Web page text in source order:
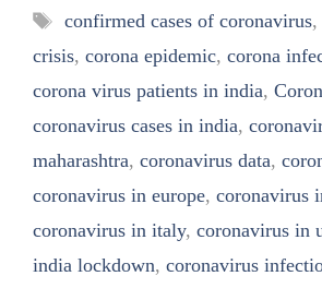
Tags
confirmed cases of coronavirus,
crisis, corona epidemic, corona
corona virus patients in india,
coronavirus cases in india,
maharashtra, coronavirus data,
coronavirus in europe, coronavirus
coronavirus in italy, coronavirus in
india lockdown, coronavirus